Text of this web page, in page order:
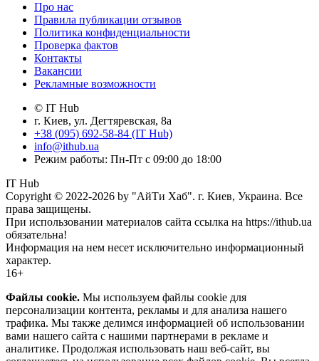
Про нас
Правила публикации отзывов
Политика конфиденциальности
Проверка фактов
Контакты
Вакансии
Рекламные возможности
© IT Hub
г. Киев, ул. Дегтяревская, 8а
+38 (095) 692-58-84 (IT Hub)
info@ithub.ua
Режим работы: Пн-Пт с 09:00 до 18:00
IT Hub
Copyright © 2022-2026 by "АйТи Хаб". г. Киев, Украина. Все
права защищены.
При использовании материалов сайта ссылка на https://ithub.ua
обязательна!
Информация на нем несет исключительно информационный
характер.
16+
Файлы cookie. Мы используем файлы cookie для
персонализации контента, рекламы и для анализа нашего
трафика. Мы также делимся информацией об использовании
вами нашего сайта с нашими партнерами в рекламе и
аналитике. Продолжая использовать наш веб-сайт, вы